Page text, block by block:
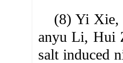
(8) Yi Xie,
anyu Li, Hui
salt induced